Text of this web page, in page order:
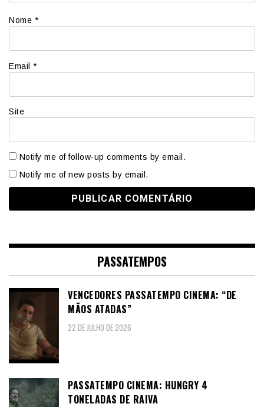
Nome *
Email *
Site
Notify me of follow-up comments by email.
Notify me of new posts by email.
PASSATEMPOS
VENCEDORES PASSATEMPO CINEMA: “DE
MÃOS ATADAS”
22 DE JULHO DE 2026
PASSATEMPO CINEMA: HUNGRY 4
TONELADAS DE RAIVA